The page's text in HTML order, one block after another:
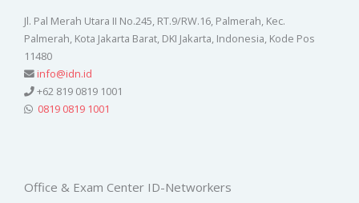
Jl. Pal Merah Utara II No.245, RT.9/RW.16, Palmerah, Kec.
Palmerah, Kota Jakarta Barat, DKI Jakarta, Indonesia, Kode Pos
11480
info@idn.id
+62 819 0819 1001
0819 0819 1001
Office & Exam Center ID-Networkers